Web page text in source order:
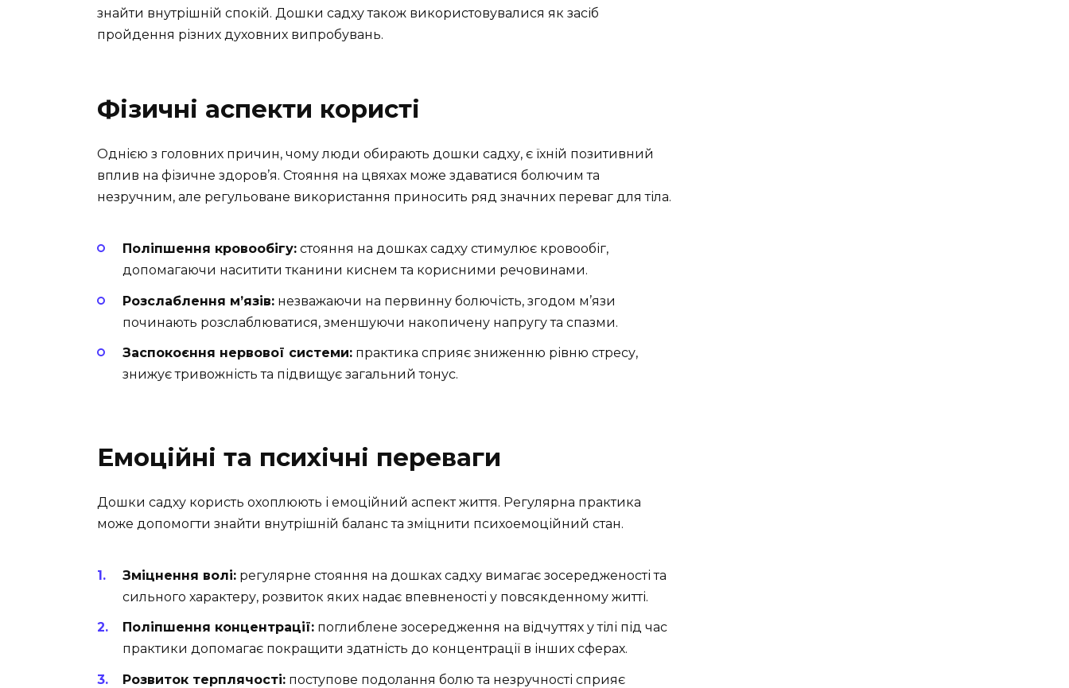
знайти внутрішній спокій. Дошки садху також використовувалися як засіб
пройдення різних духовних випробувань.
Фізичні аспекти користі
Однією з головних причин, чому люди обирають дошки садху, є їхній позитивний
вплив на фізичне здоров’я. Стояння на цвяхах може здаватися болючим та
незручним, але регульоване використання приносить ряд значних переваг для тіла.
Поліпшення кровообігу: стояння на дошках садху стимулює кровообіг,
допомагаючи наситити тканини киснем та корисними речовинами.
Розслаблення м’язів: незважаючи на первинну болючість, згодом м’язи
починають розслаблюватися, зменшуючи накопичену напругу та спазми.
Заспокоєння нервової системи: практика сприяє зниженню рівню стресу,
знижує тривожність та підвищує загальний тонус.
Емоційні та психічні переваги
Дошки садху користь охоплюють і емоційний аспект життя. Регулярна практика
може допомогти знайти внутрішній баланс та зміцнити психоемоційний стан.
Зміцнення волі: регулярне стояння на дошках садху вимагає зосередженості та
сильного характеру, розвиток яких надає впевненості у повсякденному житті.
Поліпшення концентрації: поглиблене зосередження на відчуттях у тілі під час
практики допомагає покращити здатність до концентрації в інших сферах.
Розвиток терплячості: поступове подолання болю та незручності сприяє